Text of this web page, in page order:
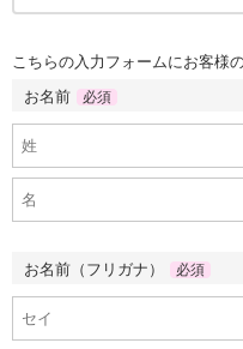
こちらの入力フォームにお客様
お名前
必須
お名前（フリガナ） 必須